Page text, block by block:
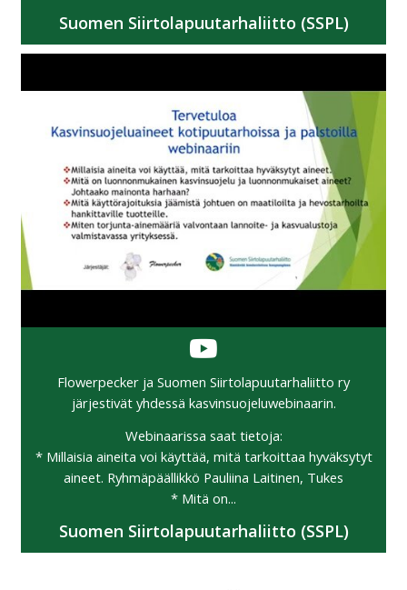
Suomen Siirtolapuutarhaliitto (SSPL)
Flowerpecker ja Suomen Siirtolapuutarhaliitto ry
järjestivät yhdessä kasvinsuojeluwebinaarin.
Webinaarissa saat tietoja:
* Millaisia aineita voi käyttää, mitä tarkoittaa hyväksytyt
aineet. Ryhmäpäällikkö Pauliina Laitinen, Tukes
* Mitä on...
Suomen Siirtolapuutarhaliitto (SSPL)